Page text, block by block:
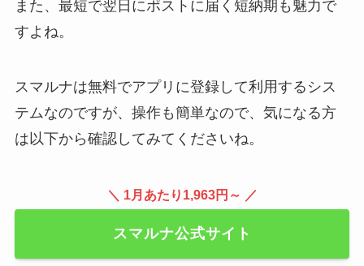
また、最短で翌日にポストに届く短納期も魅力で
すよね。
スマルナは無料でアプリに登録して利用するシス
テムなのですが、操作も簡単なので、気になる方
は以下から確認してみてくださいね。
＼ 1月あたり1,963円～ ／
スマルナ公式サイト